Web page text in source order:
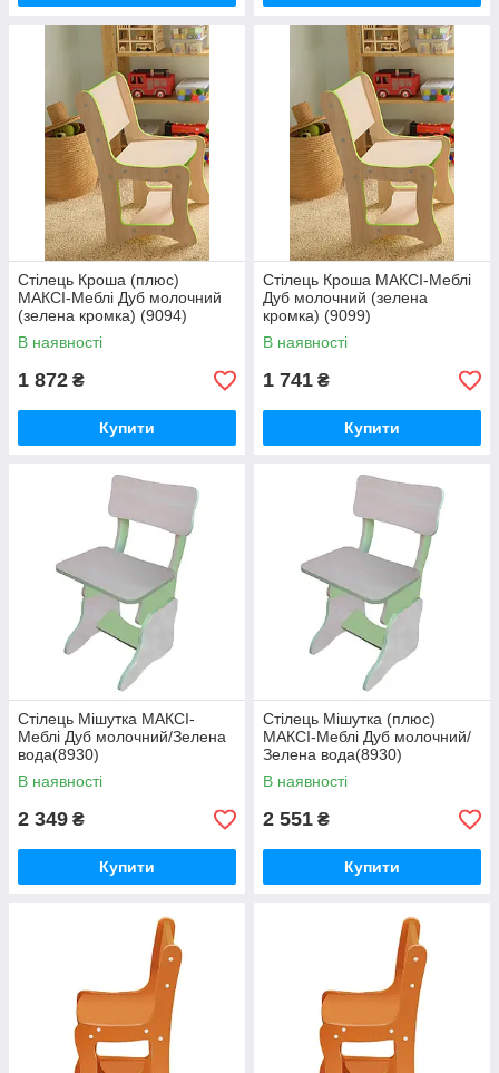
Стілець Кроша (плюс)
МАКСІ-Меблі Дуб молочний
(зелена кромка) (9094)
В наявності
1 872 ₴
Купити
Стілець Кроша МАКСІ-Меблі
Дуб молочний (зелена
кромка) (9099)
В наявності
1 741 ₴
Купити
Стілець Мішутка МАКСІ-
Меблі Дуб молочний/Зелена
вода(8930)
В наявності
2 349 ₴
Купити
Стілець Мішутка (плюс)
МАКСІ-Меблі Дуб молочний/
Зелена вода(8930)
В наявності
2 551 ₴
Купити